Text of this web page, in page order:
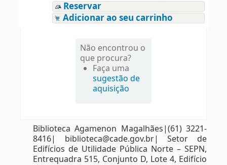
Reservar
Adicionar ao seu carrinho
Não encontrou o
que procura?
Faça uma
sugestão de
aquisição
Biblioteca Agamenon Magalhães|(61) 3221-
8416| biblioteca@cade.gov.br| Setor de
Edifícios de Utilidade Pública Norte – SEPN,
Entrequadra 515, Conjunto D, Lote 4, Edifício